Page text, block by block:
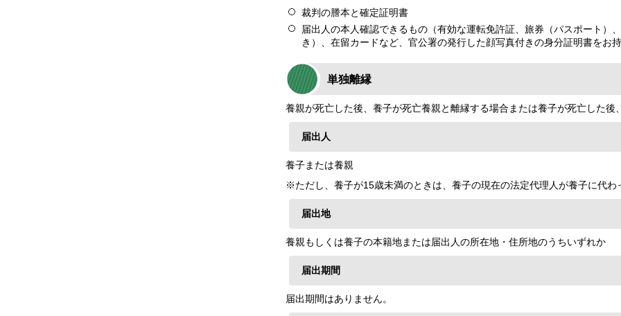
裁判の謄本と確定証明書
届出人の本人確認できるもの（有効な運転免許証、旅券（パスポート）
き）、在留カードなど、官公署の発行した顔写真付きの身分証明書をお持
単独離縁
養親が死亡した後、養子が死亡養親と離縁する場合または養子が死亡した後
届出人
養子または養親
※ただし、養子が15歳未満のときは、養子の現在の法定代理人が養子に代わ
届出地
養親もしくは養子の本籍地または届出人の所在地・住所地のうちいずれか
届出期間
届出期間はありません。